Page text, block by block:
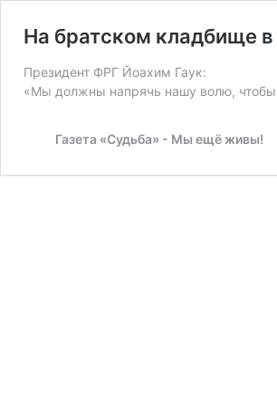
Hа братском кладбище
Президент ФРГ Йоахим Гаук:
«Мы должны напрячь нашу волю,
Газета «Судьба» - Мы ещё живы!